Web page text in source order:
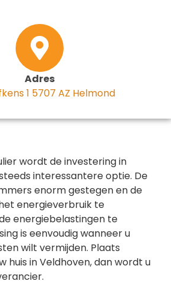
Adres
1 5707 AZ Helmond
wordt de investering in
interessantere optie. De
enorm gestegen en de
energieverbruik te
energiebelastingen te
is eenvoudig wanneer u
wilt vermijden. Plaats
huis in Veldhoven, dan wordt u